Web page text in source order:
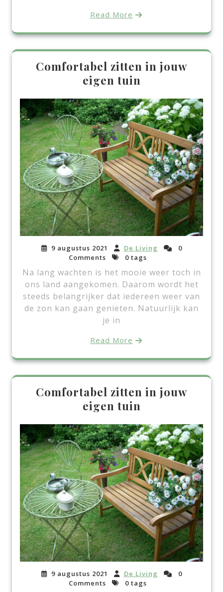
Read More
Comfortabel zitten in jouw
eigen tuin
9 augustus 2021 De Living
0
Comments
0 tags
Na lang wachten is het mooie weer toch in
ons land aangekomen. Daarom wordt het
steeds belangrijker dat iedereen weer van
de zon kan gaan genieten. Natuurlijk kan
je in
Read More
Comfortabel zitten in jouw
eigen tuin
9 augustus 2021 De Living
0
Comments
0 tags